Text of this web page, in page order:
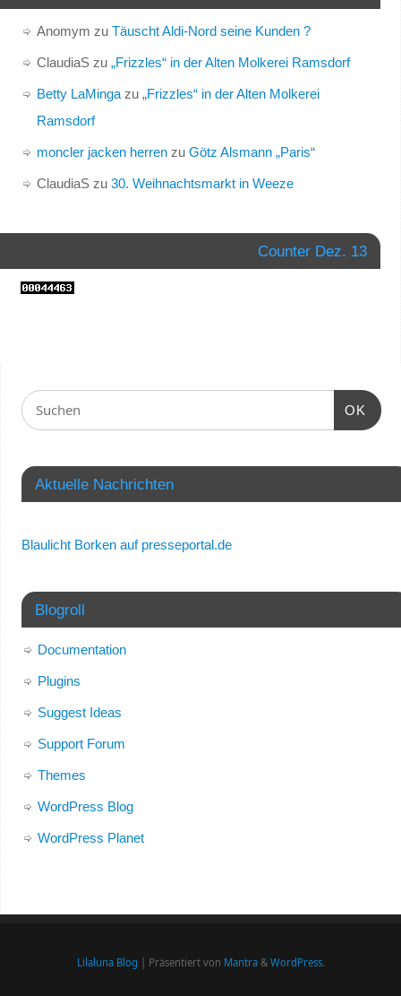
Anomym zu Täuscht Aldi-Nord seine Kunden ?
ClaudiaSzu „Frizzles“ in der Alten Molkerei Ramsdorf
Betty LaMingazu „Frizzles“ in der Alten Molkerei
Ramsdorf
moncler jacken herrenzu Götz Alsmann „Paris“
ClaudiaSzu 30. Weihnachtsmarkt in Weeze
Counter Dez. 13
OK
Aktuelle Nachrichten
Blaulicht Borken auf presseportal.de
Blogroll
Documentation
Plugins
Suggest Ideas
Support Forum
Themes
WordPress Blog
WordPress Planet
Lilaluna Blog | Präsentiert von Mantra& WordPress.